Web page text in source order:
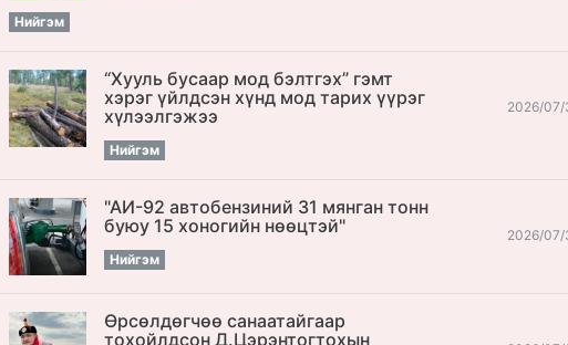
Нийгэм
“Хууль бусаар мод бэлтгэх” гэмт
хэрэг үйлдсэн хүнд мод тарих үүрэг
хүлээлгэжээ
Нийгэм
2026/07/
"АИ-92 автобензиний 31 мянган тонн
буюу 15 хоногийн нөөцтэй"
Нийгэм
2026/07/
Өрсөлдөгчөө санаатайгаар
тохойлдсон Д.Цэрэнтогтохын